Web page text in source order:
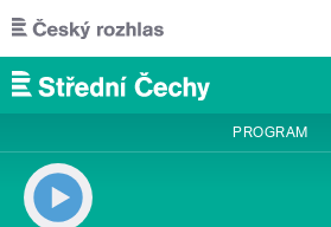
Přejít k hlavnímu obsahu
PROGRAM